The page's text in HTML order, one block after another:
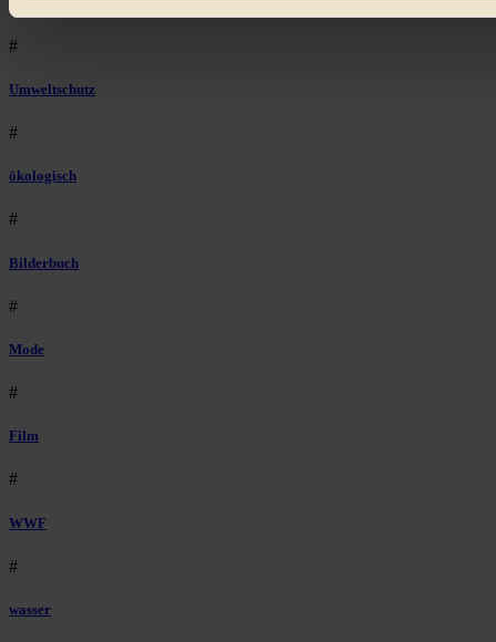
#
Umweltschutz
#
ökologisch
#
Bilderbuch
#
Mode
#
Film
#
WWF
#
wasser